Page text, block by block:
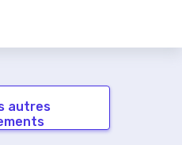
autres